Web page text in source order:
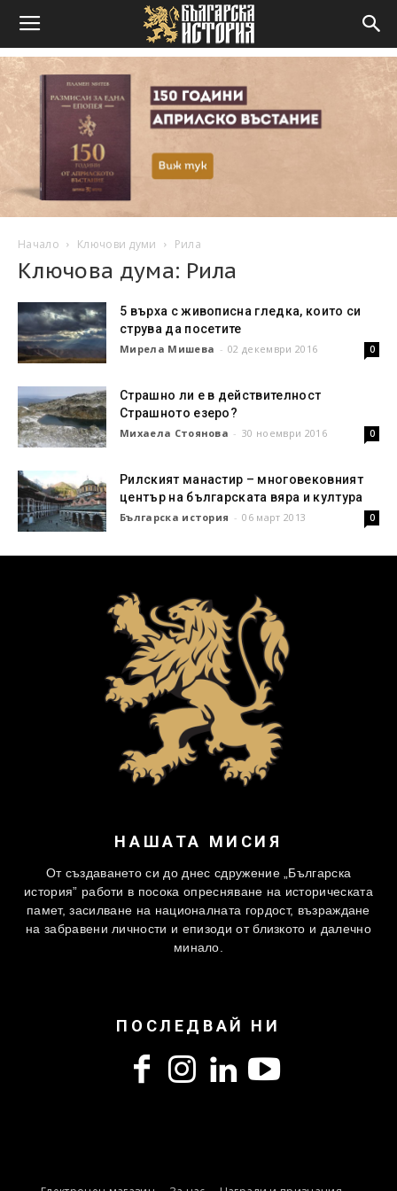
Начало Ключови думи Рила
Ключова дума: Рила
5 върха с живописна гледка, които си
струва да посетите
Мирела Мишева - 02 декември 2016 0
Страшно ли е в действителност
Страшното езеро?
Михаела Стоянова - 30 ноември 2016 0
Рилският манастир – многовековният
център на българската вяра и култура
Българска история - 06 март 2013 0
НАШАТА МИСИЯ
От създаването си до днес сдружение „Българска
история” работи в посока опресняване на историческата
памет, засилване на националната гордост, възраждане
на забравени личности и епизоди от близкото и далечно
минало.
ПОСЛЕДВАЙ НИ